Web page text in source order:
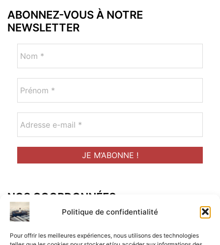
Politique de confidentialité
Pour offrir les meilleures expériences, nous utilisons des technologies
ABONNEZ-VOUS À NOTRE
NEWSLETTER
NOS COORDONNÉES
Adresse postal :
ALCF